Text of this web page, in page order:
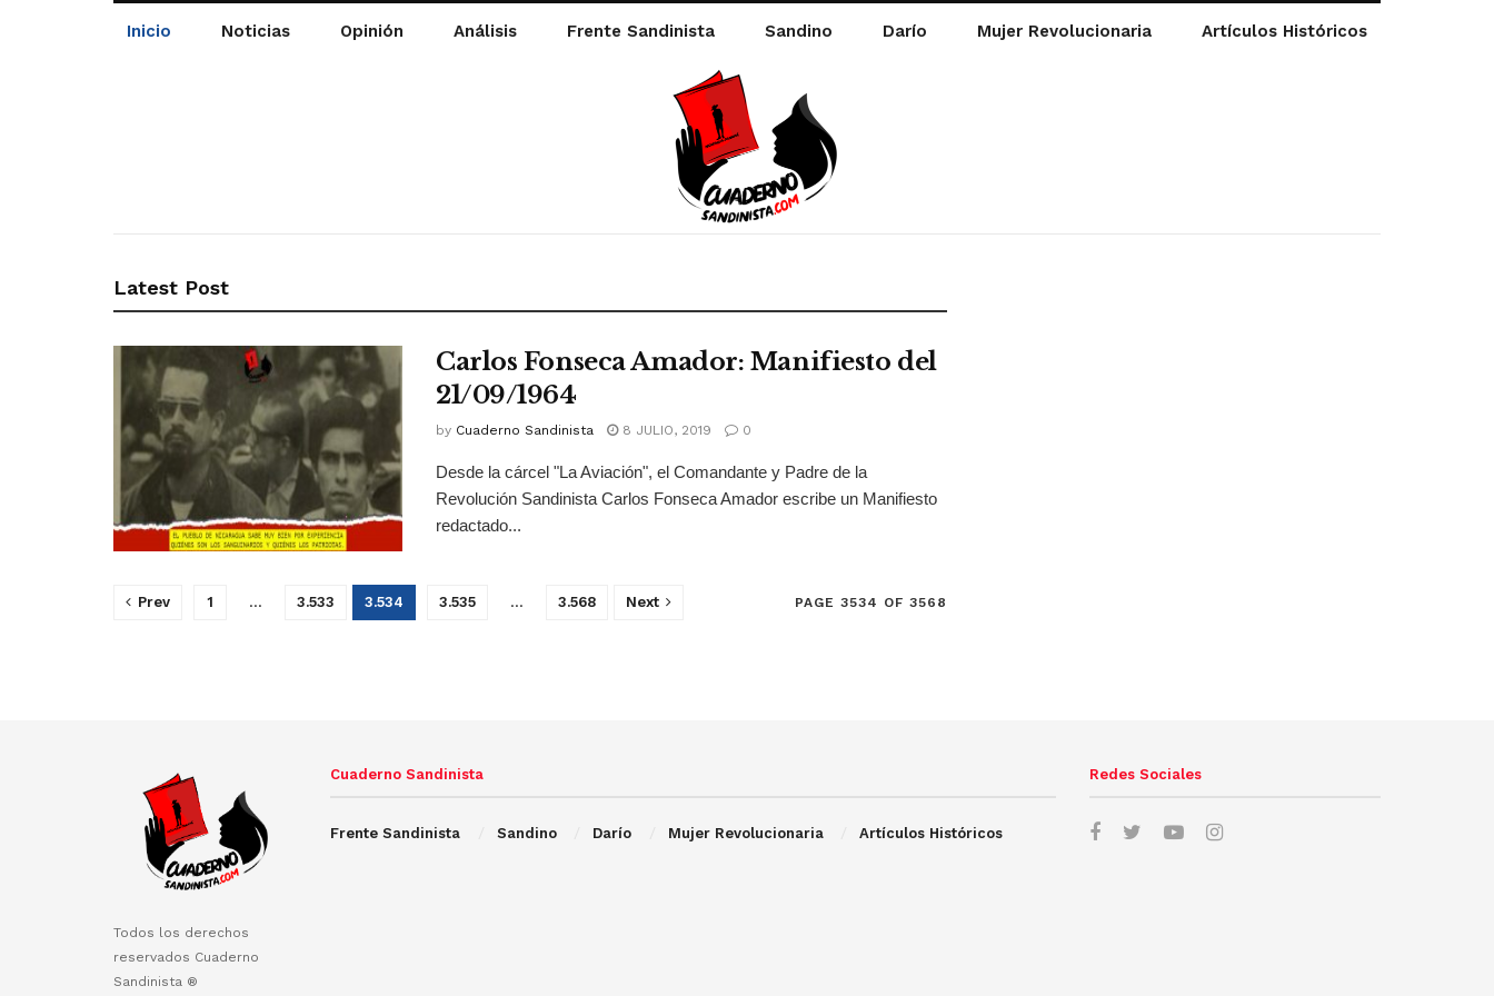
Inicio Noticias Opinión Análisis Frente Sandinista Sandino Darío Mujer Revolucionaria Artículos Históricos
Latest Post
Carlos Fonseca Amador: Manifiesto del
21/09/1964
by Cuaderno Sandinista 8 JULIO, 2019 0
Desde la cárcel "La Aviación", el Comandante y Padre de la
Revolución Sandinista Carlos Fonseca Amador escribe un Manifiesto
redactado...
PAGE 3534 OF 3568
Prev 1 … 3.533 3.534 3.535 … 3.568 Next
Todos los derechos
reservados Cuaderno
Sandinista ®
Cuaderno Sandinista
Frente Sandinista Sandino Darío Mujer Revolucionaria Artículos Históricos
Redes Sociales